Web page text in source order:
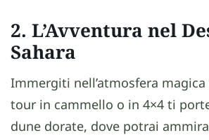
2. L’Avventura nel
Sahara
Immergiti nell’atmosfera magica
tour in cammello o in 4×4 ti
dune dorate, dove potrai